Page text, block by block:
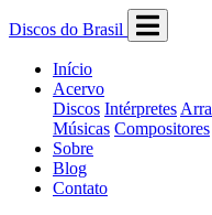
Discos do Brasil
Início
Acervo
Discos Intérpretes
Músicas Compositores
Sobre
Blog
Contato